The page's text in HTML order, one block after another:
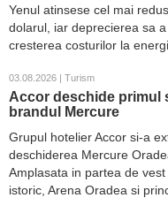
Yenul atinsese cel mai
dolarul, iar deprecierea sa
cresterea costurilor la
03.08.2026 | Turism
Accor deschide primul
brandul Mercure
Grupul hotelier Accor si-a
deschiderea Mercure
Amplasata in partea de
istoric, Arena Oradea si